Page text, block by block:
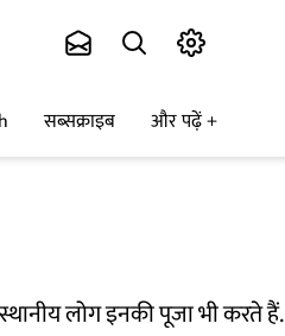
सब्सक्राइब और पढ़ें
लोग इनकी पूजा भी करते हैं.